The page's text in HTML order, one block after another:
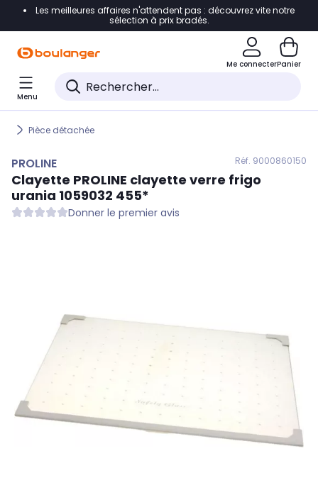
Accéder directement à la navigation
Accéder directement au pied de page
Accéder directement au chatbot
Les meilleures affaires n'attendent pas : découvrez vite notre
sélection à prix bradés.
Me connecterPanier
Menu
Pièce détachée
PROLINE Réf. 9000860150
Clayette PROLINE clayette verre frigo
urania 1059032 455*
Donner le premier avis